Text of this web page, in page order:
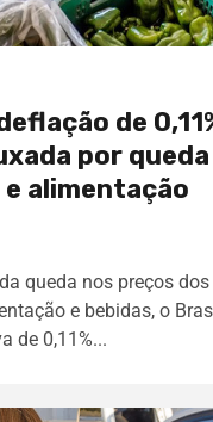
de
por queda
alimentação
queda nos preços
e bebidas, o
de 0,11%...